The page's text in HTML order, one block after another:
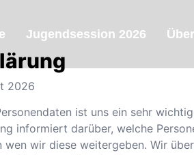
Jugendsession 2026
2026
ist uns ein sehr
informiert darüber, welche
wir diese weitergeben. Wir